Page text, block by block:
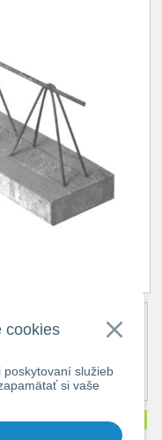
cookies
služieb
si vaše